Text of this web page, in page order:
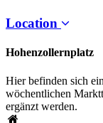
Location
Hohenzollernplatz
Hier befinden sich
wöchentlichen
ergänzt werden.